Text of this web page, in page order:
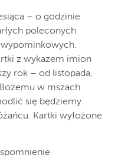
– o godzinie
poleconych
z wykazem imion
rok – od listopada,
w mszach
się będziemy
Kartki wyłożone